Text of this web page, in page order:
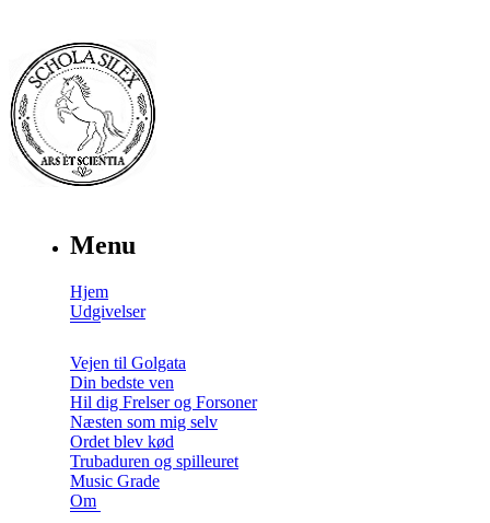
Menu
Hjem
Udgivelser
Vejen til Golgata
Din bedste ven
Hil dig Frelser og Forsoner
Næsten som mig selv
Ordet blev kød
Trubaduren og spilleuret
Music Grade
Om